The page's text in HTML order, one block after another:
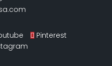
Pinterest